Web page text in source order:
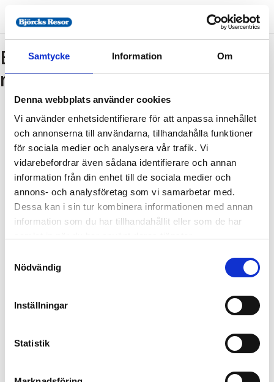
Samtycke Information Om
Denna webbplats använder cookies
Vi använder enhetsidentifierare för att anpassa innehållet
och annonserna till användarna, tillhandahålla funktioner
för sociala medier och analysera vår trafik. Vi
vidarebefordrar även sådana identifierare och annan
information från din enhet till de sociala medier och
annons- och analysföretag som vi samarbetar med.
Dessa kan i sin tur kombinera informationen med annan
information som du har tillhandahållit eller som de har
Nödvändig
Inställningar
Statistik
Bokning - Tillbaka till
resebeskrivningen
Tillbaka till resebeskrivningen
1. Antal resenärer och rum
2. Personupplysningar
3. Betalning
Fel